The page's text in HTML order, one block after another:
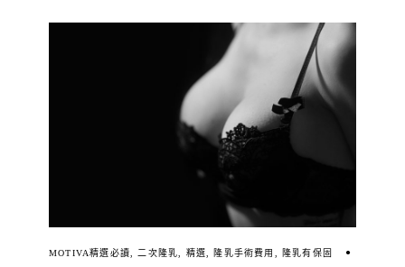
MOTIVA精選必讀 二次隆乳 精選 隆乳手術費用 隆乳有保固